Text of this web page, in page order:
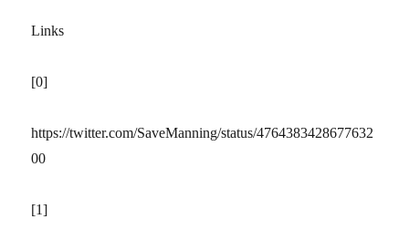
Links
[0]
https://twitter.com/SaveManning/status/4764383428677632
00
[1]